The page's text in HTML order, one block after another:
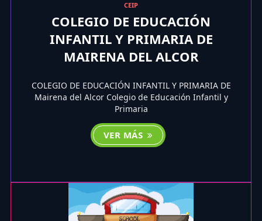
CEIP
COLEGIO DE EDUCACIÓN
INFANTIL Y PRIMARIA DE
MAIRENA DEL ALCOR
COLEGIO DE EDUCACIÓN INFANTIL Y PRIMARIA DE
Mairena del Alcor Colegio de Educación Infantil y
Primaria
VER MÁS